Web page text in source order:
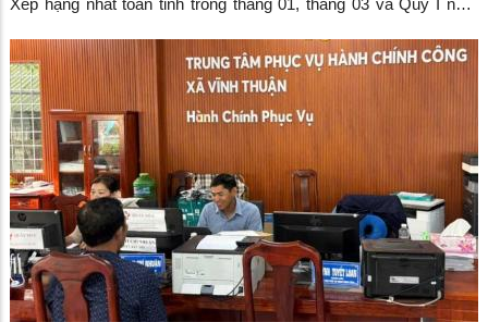
Xếp hạng nhất toàn tỉnh trong tháng 01, tháng 03 và Quý I năm
tướng Chính phủ về Bộ chỉ số phục vụ người dân, doanh nghiệp
trong thực hiện thủ tục hành chính, cung cấp dịch vụ công.